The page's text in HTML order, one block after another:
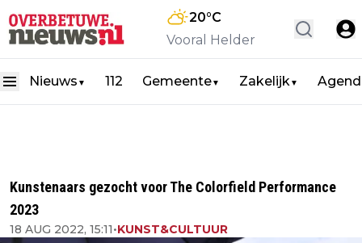
20°C
Vooral Helder
Nieuws ▼ 112 Gemeente▼ Zakelijk▼
Kunstenaars gezocht voor The Colorfield Performance
2023
18 AUG 2022, 15:11•KUNST&CULTUUR